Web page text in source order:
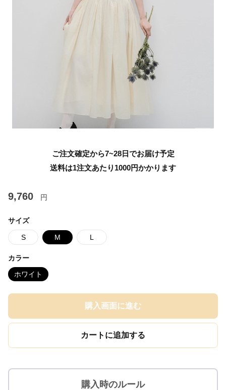
ご注文確定から7~28日でお届け予定
送料は1注文あたり 1000円かかります
9,760 円
サイズ
S M L
カラー
ホワイト
購入画面に進む
カートに追加する
購入時のルール